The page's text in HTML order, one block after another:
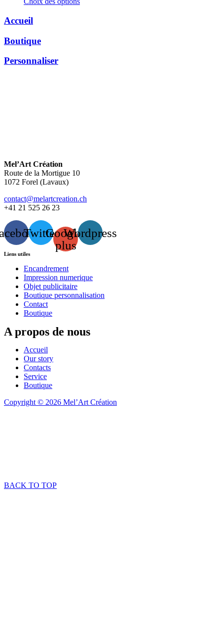
Accueil
Boutique
Personnaliser
Mel’Art Création
Route de la Mortigue 10
1072 Forel (Lavaux)
contact@melartcreation.ch
+41 21 525 26 23
TwitterGoogle-
plus
Wordpress
Liens utiles
Encandrement
Impression numerique
Objet publicitaire
Boutique personnalisation
Contact
Boutique
A propos de nous
Accueil
Our story
Contacts
Service
Boutique
Copyright © 2026 Mel’Art Création
BACK TO TOP